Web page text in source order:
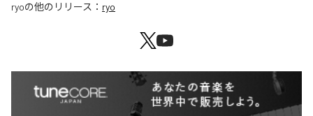
ryoの他のリリース： ryo